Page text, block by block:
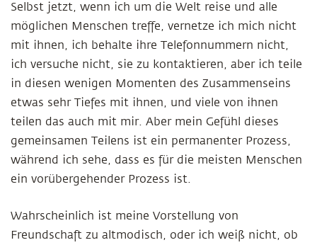
Selbst jetzt, wenn ich um die Welt reise und alle
möglichen Menschen treffe, vernetze ich mich nicht
mit ihnen, ich behalte ihre Telefonnummern nicht,
ich versuche nicht, sie zu kontaktieren, aber ich teile
in diesen wenigen Momenten des Zusammenseins
etwas sehr Tiefes mit ihnen, und viele von ihnen
teilen das auch mit mir. Aber mein Gefühl dieses
gemeinsamen Teilens ist ein permanenter Prozess,
während ich sehe, dass es für die meisten Menschen
ein vorübergehender Prozess ist.
Wahrscheinlich ist meine Vorstellung von
Freundschaft zu altmodisch, oder ich weiß nicht, ob